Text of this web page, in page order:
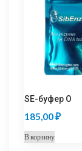
SE-буфер O
185,00₽
В корзину